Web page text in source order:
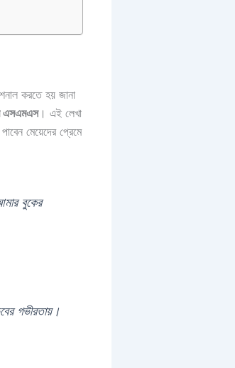
করতে হয় জানা
এসএমএস। এই লেখা
মেয়েদের প্রেমে
বুকের
গভীরতায়।